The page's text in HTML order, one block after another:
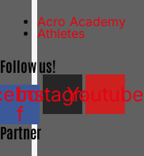
Acro Academy
Athletes
Follow us!
f
Instagram
Youtube
Partner